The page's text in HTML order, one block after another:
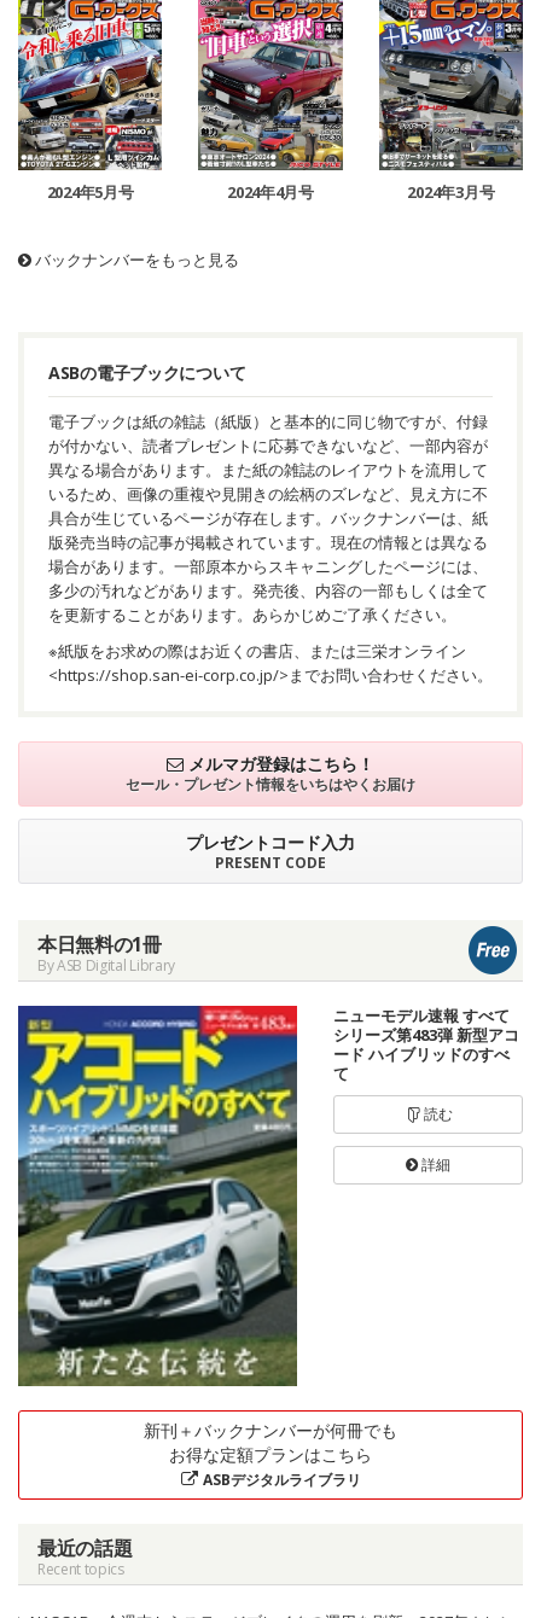
2024年5月号 2024年4月号 2024年3月号
バックナンバーをもっと見る
ASBの電子ブックについて
電子ブックは紙の雑誌（紙版）と基本的に同じ物ですが、付録
が付かない、読者プレゼントに応募できないなど、一部内容が
異なる場合があります。また紙の雑誌のレイアウトを流用して
いるため、画像の重複や見開きの絵柄のズレなど、見え方に不
具合が生じているページが存在します。バックナンバーは、紙
版発売当時の記事が掲載されています。現在の情報とは異なる
場合があります。一部原本からスキャニングしたページには、
多少の汚れなどがあります。発売後、内容の一部もしくは全て
を更新することがあります。あらかじめご了承ください。
※紙版をお求めの際はお近くの書店、または三栄オンライン
<https://shop.san-ei-corp.co.jp/>までお問い合わせください。
メルマガ登録はこちら！
セール・プレゼント情報をいちはやくお届け
プレゼントコード入力
PRESENT CODE
本日無料の1冊
By ASB Digital Library
ニューモデル速報 すべて
シリーズ第483弾 新型アコ
ード ハイブリッドのすべ
て
読む
詳細
新刊＋バックナンバーが何冊でも
お得な定額プランはこちら
ASBデジタルライブラリ
最近の話題
Recent topics